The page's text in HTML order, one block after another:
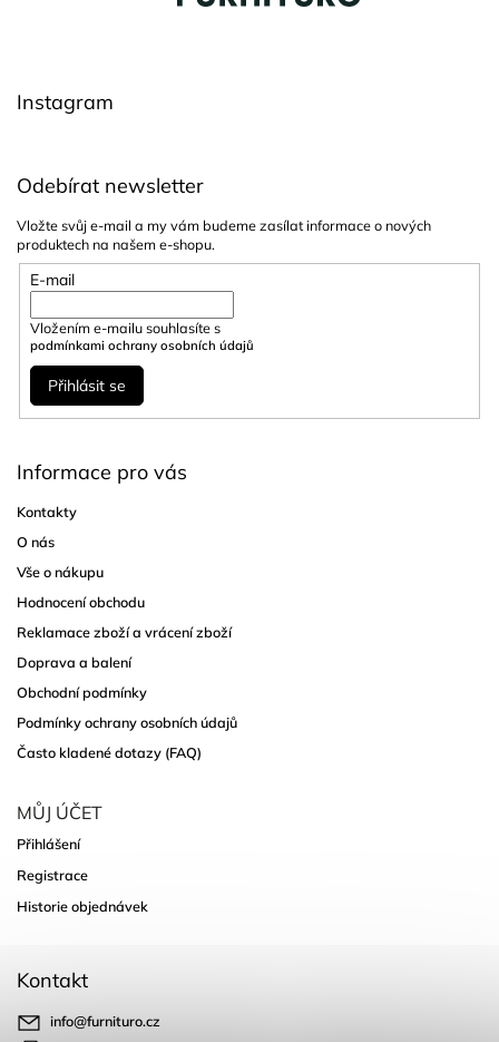
Instagram
Odebírat newsletter
Vložte svůj e-mail a my vám budeme zasílat informace o nových
produktech na našem e-shopu.
E-mail
Vložením e-mailu souhlasíte s
podmínkami ochrany osobních údajů
Přihlásit se
Informace pro vás
Kontakty
O nás
Vše o nákupu
Hodnocení obchodu
Reklamace zboží a vrácení zboží
Doprava a balení
Obchodní podmínky
Podmínky ochrany osobních údajů
Často kladené dotazy (FAQ)
MŮJ ÚČET
Přihlášení
Registrace
Historie objednávek
Kontakt
info@furnituro.cz